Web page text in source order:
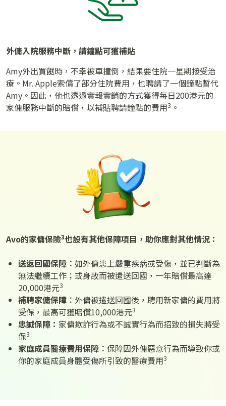
外傭入院服務中斷，請鐘點可獲補貼
Amy外出買餸時，不幸被車撞倒，結果要住院一星期接受治
療。Mr. Apple索償了部分住院費用，也聘請了一個鐘點暫代
Amy。因此，他也透過實報實銷的方式獲得每日200港元的
家傭服務中斷的賠償，以補貼聘請鐘點的費用3 。
Avo的家傭保險3也設有其他保障項目，助你應對其他情況：
送返回國保障︰ 如外傭患上嚴重疾病或受傷，並已判斷為
無法繼續工作；或身故而被遣送回國，一年賠償最高達
20,000港元3
補聘家傭保障︰ 外傭被遣送回國後，聘用新家傭的費用將
受保，最高可獲賠償10,000港元3
忠誠保障： 家傭欺詐行為或不誠實行為而招致的損失將受
保3
家庭成員醫療費用保障︰ 保障因外傭惡意行為而導致你或
你的家庭成員身體受傷所引致的醫療費用3